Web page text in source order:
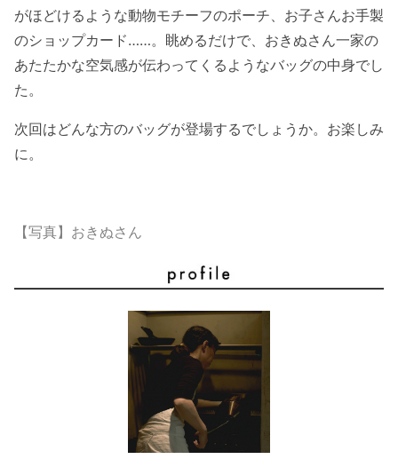
がほどけるような動物モチーフのポーチ、お子さんお手製
のショップカード……。眺めるだけで、おきぬさん一家の
あたたかな空気感が伝わってくるようなバッグの中身でし
た。
次回はどんな方のバッグが登場するでしょうか。お楽しみ
に。
【写真】おきぬさん